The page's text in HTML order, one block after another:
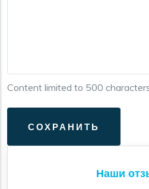
Content limited to 500
Наши